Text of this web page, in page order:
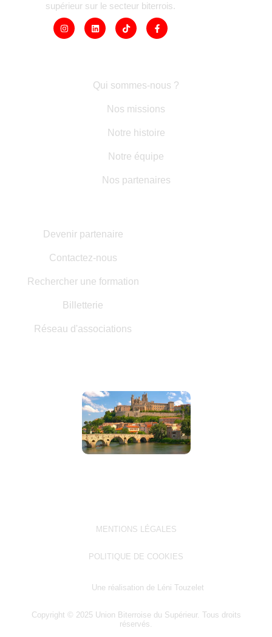
supérieur sur le secteur biterrois.
Qui sommes-nous ?
Nos missions
Notre histoire
Notre équipe
Nos partenaires
Devenir partenaire
Contactez-nous
Rechercher une formation
Billetterie
Réseau d'associations
MENTIONS LÉGALES
POLITIQUE DE COOKIES
Une réalisation de Léni Touzelet
Copyright © 2025 Union Biterroise du Supérieur. Tous droits
réservés.